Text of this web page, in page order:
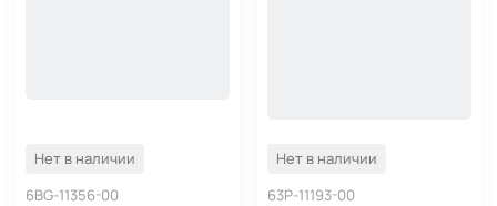
Нет в наличии
6BG-11356-00
Нет в наличии
63P-11193-00